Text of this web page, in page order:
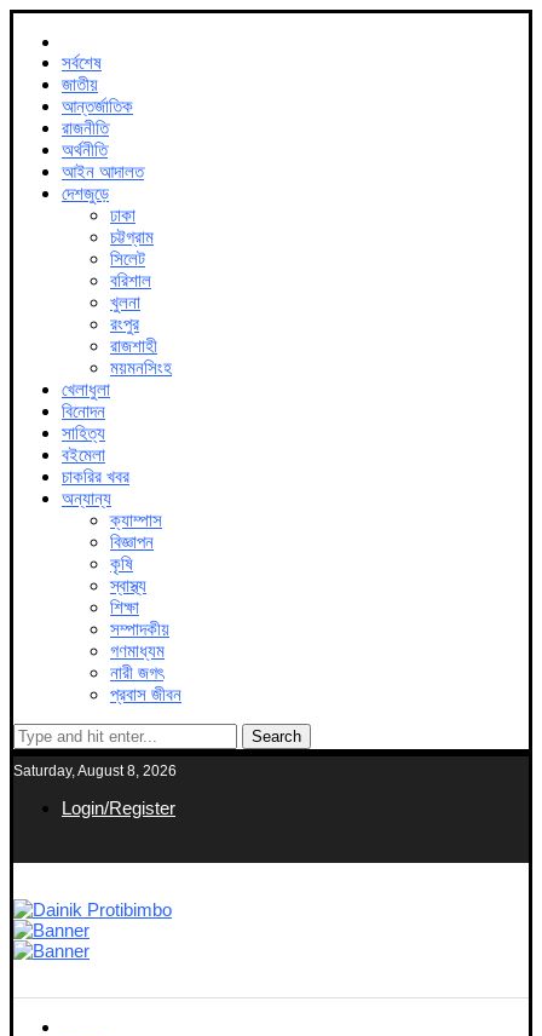
সর্বশেষ
জাতীয়
আন্তর্জাতিক
রাজনীতি
অর্থনীতি
আইন আদালত
দেশজুড়ে
ঢাকা
চট্টগ্রাম
সিলেট
বরিশাল
খুলনা
রংপুর
রাজশাহী
ময়মনসিংহ
খেলাধুলা
বিনোদন
সাহিত্য
বইমেলা
চাকরির খবর
অন্যান্য
ক্যাম্পাস
বিজ্ঞাপন
কৃষি
স্বাস্থ্য
শিক্ষা
সম্পাদকীয়
গণমাধ্যম
নারী জগৎ
প্রবাস জীবন
Search
Saturday, August 8, 2026
Login/Register